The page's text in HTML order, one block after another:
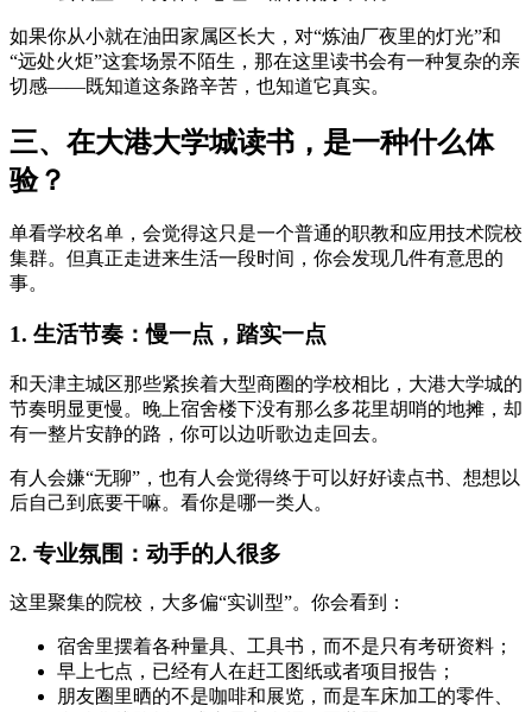
如果你从小就在油田家属区长大，对“炼油厂夜里的灯光”和
“远处火炬”这套场景不陌生，那在这里读书会有一种复杂的亲
切感——既知道这条路辛苦，也知道它真实。
三、在大港大学城读书，是一种什么体
验？
单看学校名单，会觉得这只是一个普通的职教和应用技术院校
集群。但真正走进来生活一段时间，你会发现几件有意思的
事。
1. 生活节奏：慢一点，踏实一点
和天津主城区那些紧挨着大型商圈的学校相比，大港大学城的
节奏明显更慢。晚上宿舍楼下没有那么多花里胡哨的地摊，却
有一整片安静的路，你可以边听歌边走回去。
有人会嫌“无聊”，也有人会觉得终于可以好好读点书、想想以
后自己到底要干嘛。看你是哪一类人。
2. 专业氛围：动手的人很多
这里聚集的院校，大多偏“实训型”。你会看到：
宿舍里摆着各种量具、工具书，而不是只有考研资料；
早上七点，已经有人在赶工图纸或者项目报告；
朋友圈里晒的不是咖啡和展览，而是车床加工的零件、